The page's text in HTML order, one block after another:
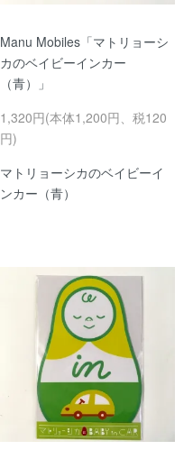
Manu Mobiles「マトリョーシ
カのベイビーインカー
（青）」
1,320円(本体1,200円、税120
円)
マトリョーシカのベイビーイ
ンカー（青）